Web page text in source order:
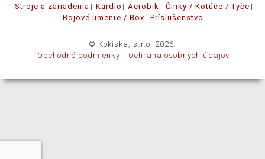
Stroje a zariadenia
Kardio Aerobik
Činky / Kotúče / Tyče
Bojové umenie / Box
Príslušenstvo
© Kokiska, s.r.o. 2026.
Obchodné podmienky
Ochrana osobných údajov